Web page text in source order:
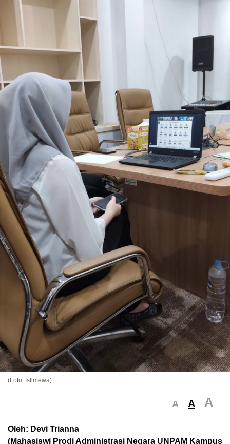
(Foto: Istimewa)
A A A
Oleh: Devi Trianna
(Mahasiswi Prodi Administrasi Negara UNPAM Kampus